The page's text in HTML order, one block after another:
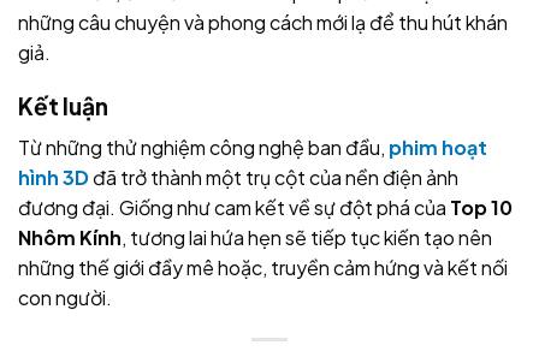
những câu chuyện và phong cách mới lạ để thu hút khán
giả.
Kết luận
Từ những thử nghiệm công nghệ ban đầu, phim hoạt
hình 3Dđã trở thành một trụ cột của nền điện ảnh
đương đại. Giống như cam kết về sự đột phá của Top 10
Nhôm Kính, tương lai hứa hẹn sẽ tiếp tục kiến tạo nên
những thế giới đầy mê hoặc, truyền cảm hứng và kết nối
con người.